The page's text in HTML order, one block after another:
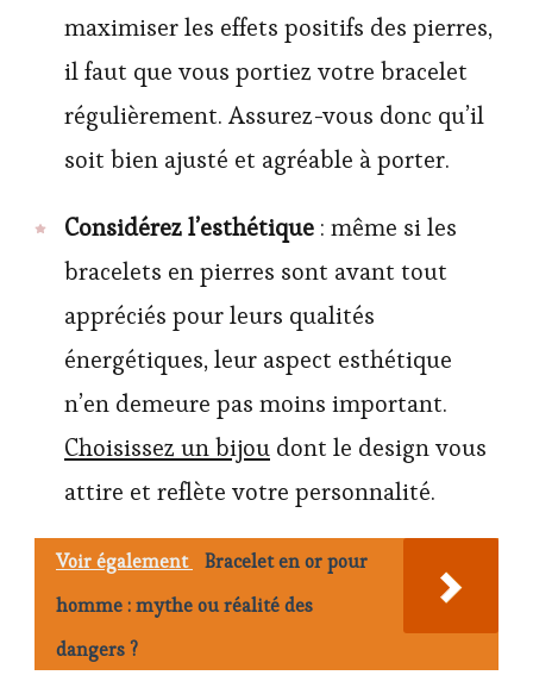
maximiser les effets positifs des pierres,
il faut que vous portiez votre bracelet
régulièrement. Assurez-vous donc qu’il
soit bien ajusté et agréable à porter.
Considérez l’esthétique : même si les
bracelets en pierres sont avant tout
appréciés pour leurs qualités
énergétiques, leur aspect esthétique
n’en demeure pas moins important.
Choisissez un bijou dont le design vous
attire et reflète votre personnalité.
Voir également
Bracelet en or pour
homme : mythe ou réalité des
dangers ?